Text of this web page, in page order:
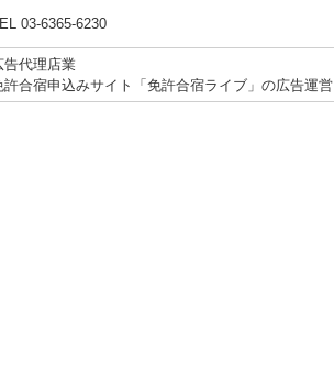
03-6365-6230
告代理店業
許合宿申込みサイト「免許合宿ライブ」の広告運営